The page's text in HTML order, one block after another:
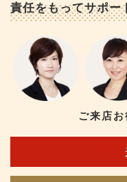
責任をもってサポー
ご来店お